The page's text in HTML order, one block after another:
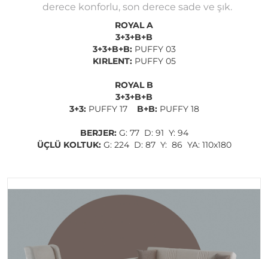
derece konforlu, son derece sade ve şık.
ROYAL A
3+3+B+B
3+3+B+B:PUFFY 03
KIRLENT:PUFFY 05
ROYAL B
3+3+B+B
3+3:PUFFY 17 B+B:PUFFY 18
BERJER:G: 77 D: 91 Y: 94
ÜÇLÜ KOLTUK:G: 224 D: 87 Y: 86 YA: 110x180